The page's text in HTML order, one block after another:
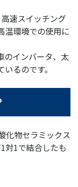
速スイッチング
温環境での使用に
のインバータ、太
るのです。
化物セラミックス
対1で結合したも